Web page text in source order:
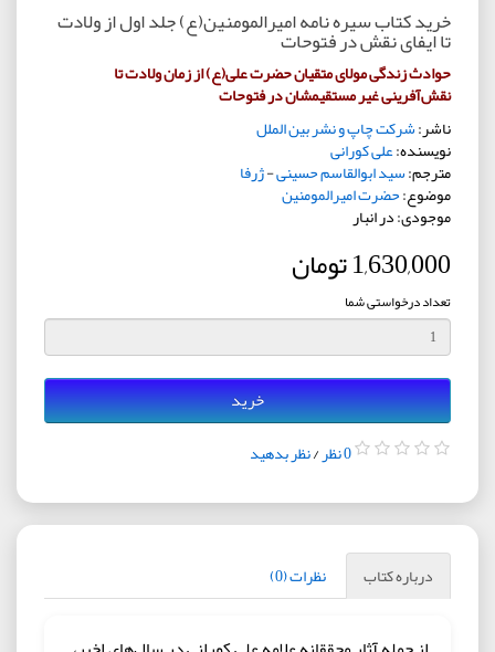
خرید کتاب سیره نامه امیرالمومنین(ع) جلد اول از ولادت
تا ایفای نقش در فتوحات
حوادث زندگی مولای متقیان حضرت علی(ع) از زمان ولادت تا
نقش‌آفرینی غیر مستقیمشان در فتوحات
ناشر:شرکت چاپ و نشر بین الملل
نویسنده:علی کورانی
مترجم:سید ابوالقاسم حسینی-ژرفا
موضوع:حضرت امیرالمومنین
موجودی: در انبار
1,630,000 تومان
تعداد درخواستی شما
خرید
0 نظر /نظر بدهید
درباره کتاب نظرات (0)